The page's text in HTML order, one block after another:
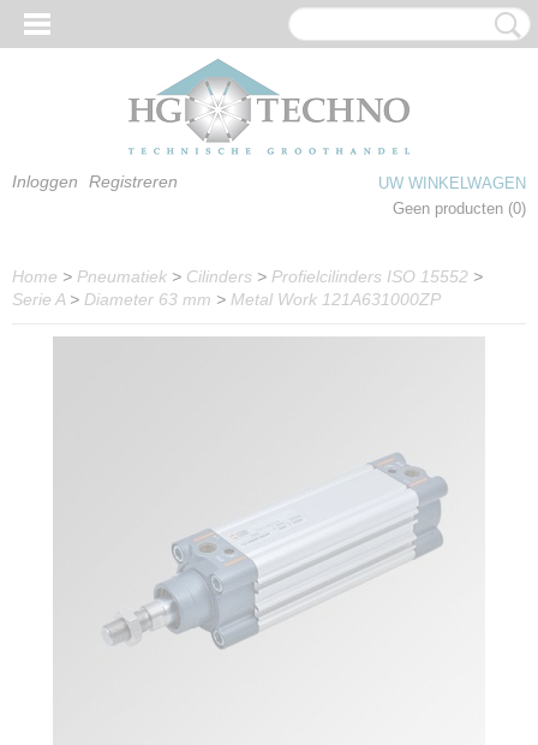
Inloggen Registreren
UW WINKELWAGEN
Geen producten (0)
Home > Pneumatiek > Cilinders > Profielcilinders ISO 15552 >
Serie A > Diameter 63 mm > Metal Work 121A631000ZP